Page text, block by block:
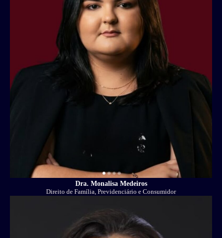
Dra. Monalisa Medeiros
Direito de Família, Previdenciário e Consumidor